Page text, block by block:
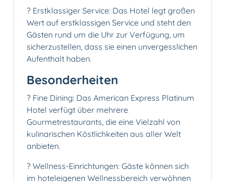
? Erstklassiger Service: Das Hotel legt großen
Wert auf erstklassigen Service und steht den
Gästen rund um die Uhr zur Verfügung, um
sicherzustellen, dass sie einen unvergesslichen
Aufenthalt haben.
Besonderheiten
? Fine Dining: Das American Express Platinum
Hotel verfügt über mehrere
Gourmetrestaurants, die eine Vielzahl von
kulinarischen Köstlichkeiten aus aller Welt
anbieten.
? Wellness-Einrichtungen: Gäste können sich
im hoteleigenen Wellnessbereich verwöhnen